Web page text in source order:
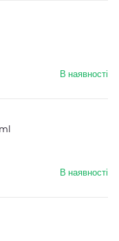
В наявності
В наявності